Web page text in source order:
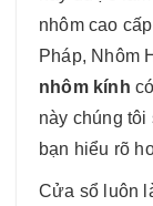
nhôm cao
Pháp, Nhôm
nhôm kính
này chúng tôi
bạn hiểu rõ
Cửa sổ luôn